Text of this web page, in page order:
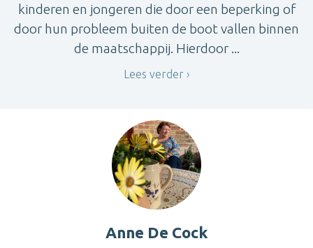
kinderen en jongeren die door een beperking of
door hun probleem buiten de boot vallen binnen
de maatschappij. Hierdoor ...
Lees verder
Anne De Cock